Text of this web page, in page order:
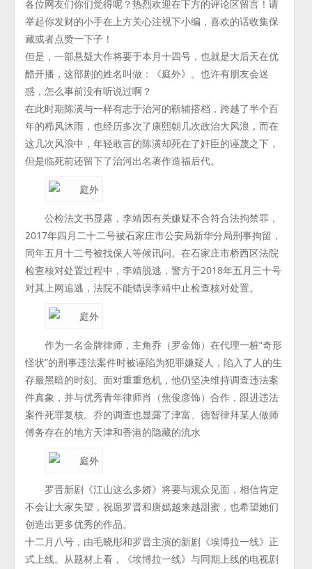
各位网友们你们觉得呢？热烈欢迎在下方的评论区留言！请
举起你发财的小手在上方关心注视下小编，喜欢的话收集保
藏或者点赞一下子！
但是，一部悬疑大作将要于本月十四号，也就是大后天在优
酷开播，这部剧的姓名叫做：《庭外》。也许有朋友会迷
惑，怎么事前没有听说过啊？
在此时期陈潢与一样有志于治河的靳辅搭档，跨越了半个百
年的栉风沐雨，也经历多次了康熙朝几次政治大风浪，而在
这几次风浪中，年轻敢言的陈潢却死在了奸臣的诬蔑之下，
但是临死前还留下了治河出名著作造福后代。
公检法文书显露，李靖因有关嫌疑不合符合法拘禁罪，
2017年四月二十二号被石家庄市公安局新华分局刑事拘留，
同年五月十二号被找保人等候讯问。在石家庄市桥西区法院
检查核对处置过程中，李靖脱逃，警方于2018年五月三十号
对其上网追逃，法院不能错误李靖中止检查核对处置。
作为一名金牌律师，主角乔（罗金饰）在代理一桩“奇形
怪状”的刑事违法案件时被诬陷为犯罪嫌疑人，陷入了人的生
存最黑暗的时刻。面对重重危机，他仍坚决维持调查违法案
件真象，并与优秀青年律师肖（焦俊彦饰）合作，跟进违法
案件死罪复核。乔的调查也显露了津富、德智律拜某人做师
傅务存在的地方天津和香港的隐藏的流水
罗晋新剧《江山这么多娇》将要与观众见面，相信肯定
不会让大家失望，祝愿罗晋和唐嫣越来越甜蜜，也希望她们
创造出更多优秀的作品。
十二月八号，由毛晓彤和罗晋主演的新剧《埃博拉一线》正
式上线。从题材上看，《埃博拉一线》与同期上线的电视剧